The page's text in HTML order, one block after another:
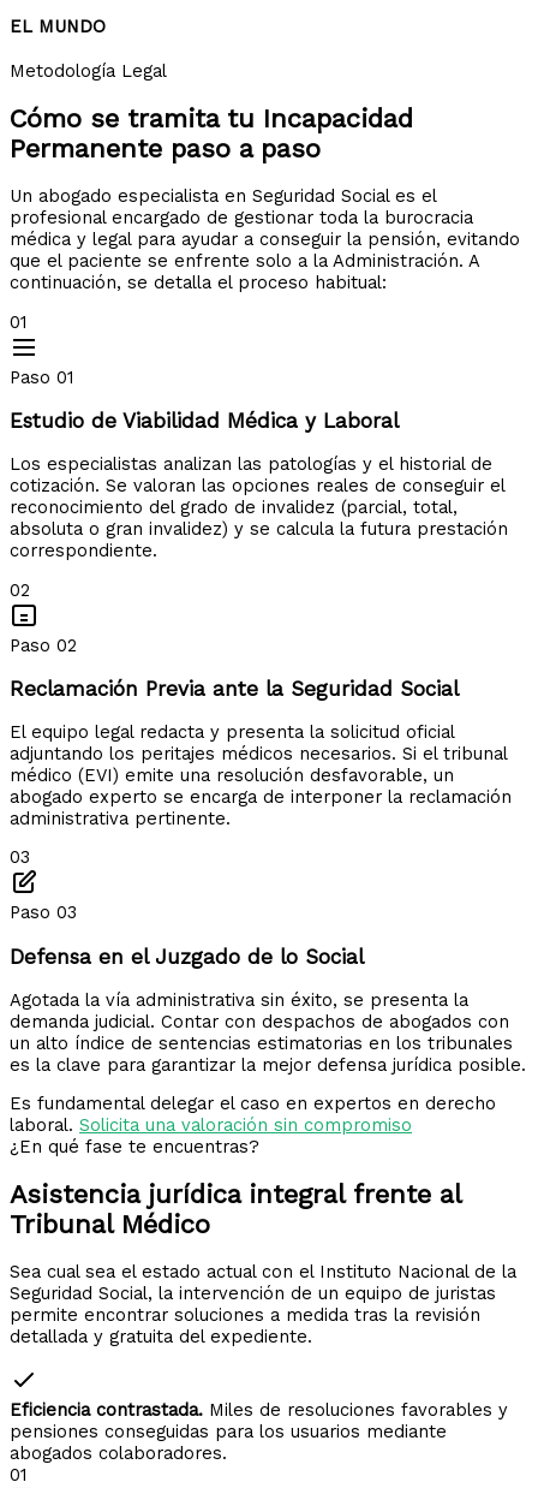
EL MUNDO
Metodología Legal
Cómo se tramita tu Incapacidad
Permanente paso a paso
Un abogado especialista en Seguridad Social es el
profesional encargado de gestionar toda la burocracia
médica y legal para ayudar a conseguir la pensión, evitando
que el paciente se enfrente solo a la Administración. A
continuación, se detalla el proceso habitual:
01
Paso 01
Estudio de Viabilidad Médica y Laboral
Los especialistas analizan las patologías y el historial de
cotización. Se valoran las opciones reales de conseguir el
reconocimiento del grado de invalidez (parcial, total,
absoluta o gran invalidez) y se calcula la futura prestación
correspondiente.
02
Paso 02
Reclamación Previa ante la Seguridad Social
El equipo legal redacta y presenta la solicitud oficial
adjuntando los peritajes médicos necesarios. Si el tribunal
médico (EVI) emite una resolución desfavorable, un
abogado experto se encarga de interponer la reclamación
administrativa pertinente.
03
Paso 03
Defensa en el Juzgado de lo Social
Agotada la vía administrativa sin éxito, se presenta la
demanda judicial. Contar con despachos de abogados con
un alto índice de sentencias estimatorias en los tribunales
es la clave para garantizar la mejor defensa jurídica posible.
Es fundamental delegar el caso en expertos en derecho
laboral. Solicita una valoración sin compromiso
¿En qué fase te encuentras?
Asistencia jurídica integral frente al
Tribunal Médico
Sea cual sea el estado actual con el Instituto Nacional de la
Seguridad Social, la intervención de un equipo de juristas
permite encontrar soluciones a medida tras la revisión
detallada y gratuita del expediente.
Eficiencia contrastada. Miles de resoluciones favorables y
pensiones conseguidas para los usuarios mediante
abogados colaboradores.
01